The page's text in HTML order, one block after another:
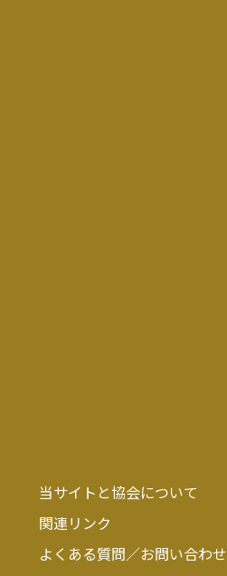
当サイトと協会について
関連リンク
よくある質問／お問い合わせ